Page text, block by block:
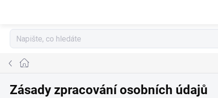
Domů
Zásady zpracování osobních údajů